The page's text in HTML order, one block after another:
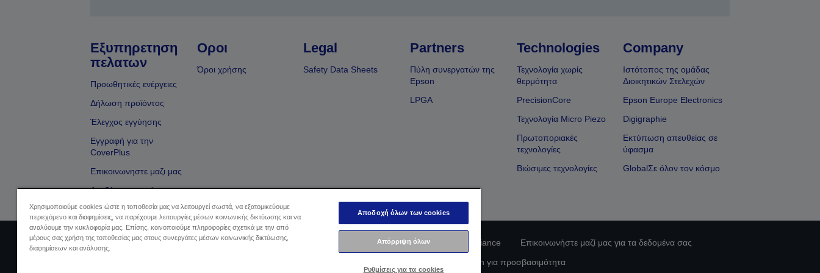
Εξυπηρετηση
πελατων
Προωθητικές ενέργειες
Δήλωση προϊόντος
Έλεγχος εγγύησης
Εγγραφή για την
CoverPlus
Επικοινωνηστε μαζι μας
Αναζήτηση εμπόρου
Οροι
Όροι χρήσης
Legal
Safety Data Sheets
Partners
Πύλη συνεργατών της
Epson
LPGA
Technologies
Τεχνολογία χωρίς
θερμότητα
PrecisionCore
Τεχνολογία Micro Piezo
Πρωτοποριακές
τεχνολογίες
Βιώσιμες τεχνολογίες
Company
Ιστότοπος της ομάδας
Διοικητικών Στελεχών
Epson Europe Electronics
Digigraphie
Εκτύπωση απευθείας σε
ύφασμα
GlobalΣε όλον τον κόσμο
Sellers Identification Δήλωση Πληροφοριών Ιδιωτικού Απορρήτου EU Data Act Compliance
Επικοινωνήστε μαζί μας για τα δεδομένα σας
Δέσμευση της Epson για προσβασιμότητα
Χρησιμοποιούμε cookies ώστε η τοποθεσία μας να λειτουργεί σωστά, να εξατομικεύουμε
περιεχόμενο και διαφημίσεις, να παρέχουμε λειτουργίες μέσων κοινωνικής δικτύωσης και να
αναλύουμε την κυκλοφορία μας. Επίσης, κοινοποιούμε πληροφορίες σχετικά με την από
μέρους σας χρήση της τοποθεσίας μας στους συνεργάτες μέσων κοινωνικής δικτύωσης,
διαφημίσεων και ανάλυσης.
Αποδοχή όλων των cookies
Απόρριψη όλων
Ρυθμίσεις για τα cookies